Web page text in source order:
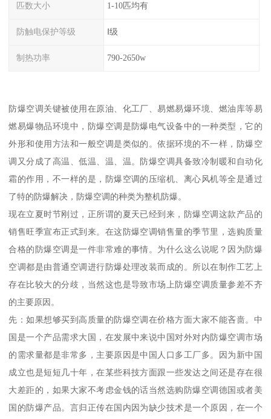
匹数大小 1-10匹均有
防触电保护等级 Ⅰ级
制热功率 790-2650w
防爆空调关键被使用在原油、化工厂、易燃易爆环境、燃油库等易
燃易爆物品环境中，防爆空调是防爆电气设备中的一种类型，它的
外形和使用方法和一般空调是类似的。依据环境的不一样，防爆空
调又分成了高温、低温、温、温。防爆空调具备致冷制暖和自动化
霜的作用，不一样的是，防爆空调的压缩机、离心风机等全是通过
了特的防爆解决，防爆空调的种类为整机防爆。
现在立夏时节刚过，正所谓的夏天已经到来，防爆空调这款产品的
销售旺季宣布正式到来。在这防爆空调销售量的季节里，选购质量
合格的防爆空调是一件非常难的事情。为什么这么说呢？因为防爆
空调都是由普通空调进行防爆处理改装而成的。所以在制作工艺上
存在比较大的分歧，当然这也是导致市场上防爆空调质量参差不齐
的主要原因。
先：如果想够买到高质量的防爆空调在价格方面大家不能吝啬。中
国是一个产品需求大国，在发展中来说中国对外对内防爆空调市场
的需求量都是非常多，主要原因是中国人口多工厂多。因为新中国
成立也是短短几十年，在某些科技方面跟一些发达之间还是存在很
大差距的，如果大家不考虑金钱的话当然选购防爆空调德国或者美
国的防爆产品。言归正传在国内因为缺少技术是一个原因，在一个